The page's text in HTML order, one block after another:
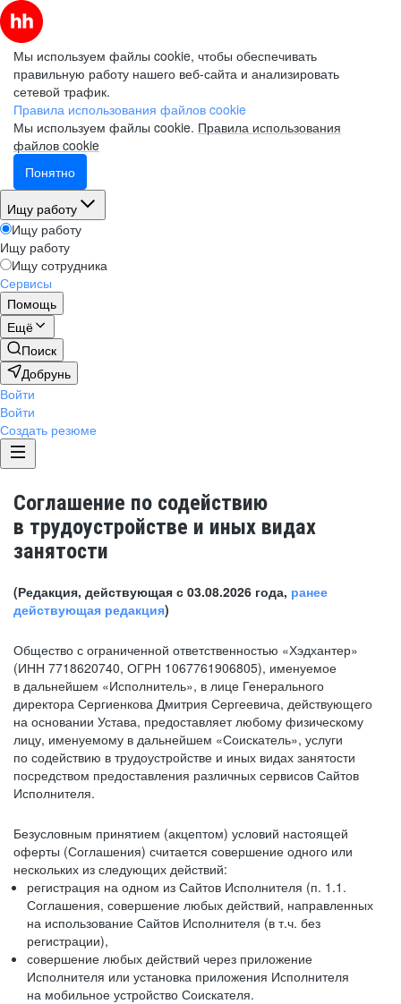
Мы используем файлы cookie, чтобы обеспечивать
правильную работу нашего веб-сайта и анализировать
сетевой трафик.
Правила использования файлов cookie
Мы используем файлы cookie. Правила использования
файлов cookie
Понятно
Ищу работу
Ищу работу
Ищу работу
Ищу сотрудника
Сервисы
Помощь
Ещё
Поиск
Добрунь
Войти
Войти
Создать резюме
Соглашение по содействию
в трудоустройстве и иных видах
занятости
(Редакция, действующая с 03.08.2026 года, ранее
действующая редакция)
Общество с ограниченной ответственностью «Хэдхантер»
(ИНН 7718620740, ОГРН 1067761906805), именуемое
в дальнейшем «Исполнитель», в лице Генерального
директора Сергиенкова Дмитрия Сергеевича, действующего
на основании Устава, предоставляет любому физическому
лицу, именуемому в дальнейшем «Соискатель», услуги
по содействию в трудоустройстве и иных видах занятости
посредством предоставления различных сервисов Сайтов
Исполнителя.
Безусловным принятием (акцептом) условий настоящей
оферты (Соглашения) считается совершение одного или
нескольких из следующих действий:
регистрация на одном из Сайтов Исполнителя (п. 1.1.
Соглашения, совершение любых действий, направленных
на использование Сайтов Исполнителя (в т.ч. без
регистрации),
совершение любых действий через приложение
Исполнителя или установка приложения Исполнителя
на мобильное устройство Соискателя.